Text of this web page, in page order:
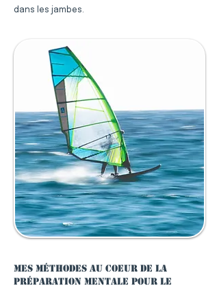
dans les jambes.
Mes méthodes au coeur de la
préparation mentale pour le